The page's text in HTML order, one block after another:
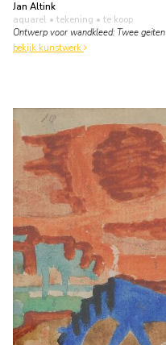
Jan Altink
aquarel • tekening • te koop
Ontwerp voor wandkleed: Twee geiten
bekijk kunstwerk